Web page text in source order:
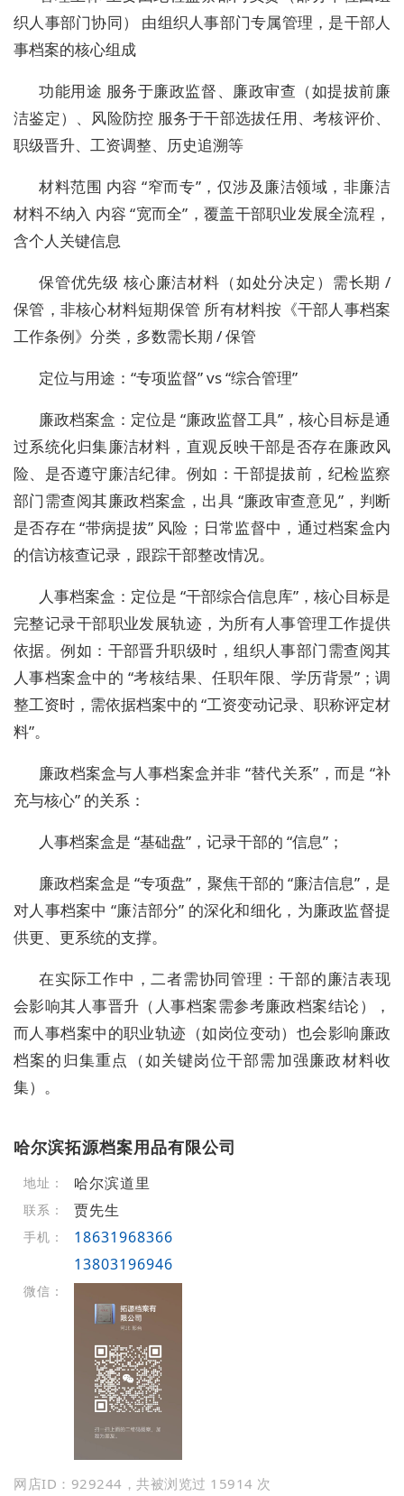
织人事部门协同） 由组织人事部门专属管理，是干部人
事档案的核心组成
功能用途 服务于廉政监督、廉政审查（如提拔前廉
洁鉴定）、风险防控 服务于干部选拔任用、考核评价、
职级晋升、工资调整、历史追溯等
材料范围 内容 “窄而专”，仅涉及廉洁领域，非廉洁
材料不纳入 内容 “宽而全”，覆盖干部职业发展全流程，
含个人关键信息
保管优先级 核心廉洁材料（如处分决定）需长期 /
保管，非核心材料短期保管 所有材料按《干部人事档案
工作条例》分类，多数需长期 / 保管
定位与用途：“专项监督” vs “综合管理”
廉政档案盒：定位是 “廉政监督工具”，核心目标是通
过系统化归集廉洁材料，直观反映干部是否存在廉政风
险、是否遵守廉洁纪律。例如：干部提拔前，纪检监察
部门需查阅其廉政档案盒，出具 “廉政审查意见”，判断
是否存在 “带病提拔” 风险；日常监督中，通过档案盒内
的信访核查记录，跟踪干部整改情况。
人事档案盒：定位是 “干部综合信息库”，核心目标是
完整记录干部职业发展轨迹，为所有人事管理工作提供
依据。例如：干部晋升职级时，组织人事部门需查阅其
人事档案盒中的 “考核结果、任职年限、学历背景”；调
整工资时，需依据档案中的 “工资变动记录、职称评定材
料”。
廉政档案盒与人事档案盒并非 “替代关系”，而是 “补
充与核心” 的关系：
人事档案盒是 “基础盘”，记录干部的 “信息”；
廉政档案盒是 “专项盘”，聚焦干部的 “廉洁信息”，是
对人事档案中 “廉洁部分” 的深化和细化，为廉政监督提
供更、更系统的支撑。
在实际工作中，二者需协同管理：干部的廉洁表现
会影响其人事晋升（人事档案需参考廉政档案结论），
而人事档案中的职业轨迹（如岗位变动）也会影响廉政
档案的归集重点（如关键岗位干部需加强廉政材料收
集）。
哈尔滨拓源档案用品有限公司
地址： 哈尔滨道里
联系： 贾先生
手机：
18631968366
13803196946
微信：
网店ID：929244，共被浏览过 15914 次